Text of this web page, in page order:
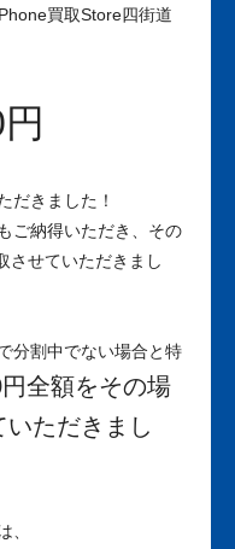
買取Store四街道
だきました！
ご納得いただき、その
させていただきまし
分割中でない場合と特
全額をその場
ただきまし
、